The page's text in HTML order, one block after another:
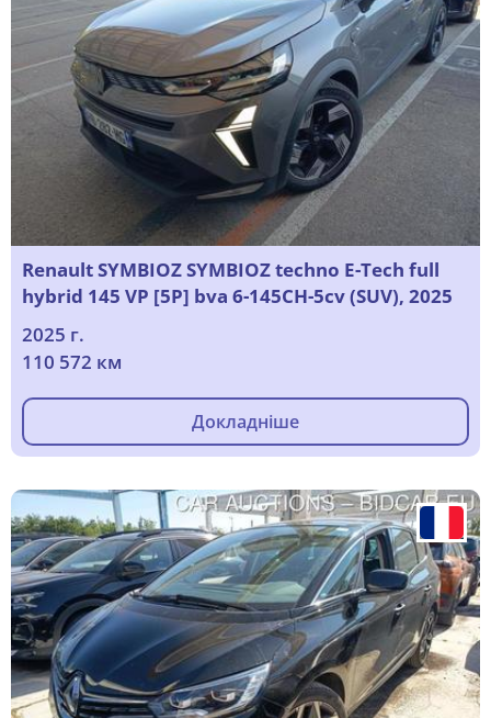
Renault SYMBIOZ SYMBIOZ techno E-Tech full
hybrid 145 VP [5P] bva 6-145CH-5cv (SUV), 2025
2025 г.
110 572 км
Докладніше